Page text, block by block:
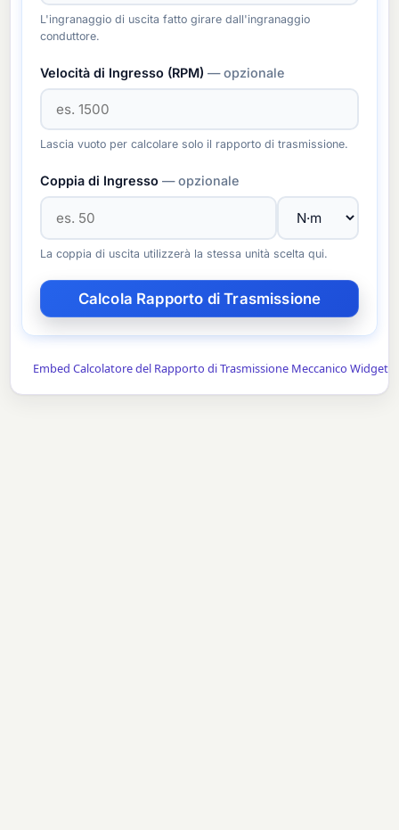
L'ingranaggio di uscita fatto girare dall'ingranaggio
conduttore.
Velocità di Ingresso (RPM)— opzionale
Lascia vuoto per calcolare solo il rapporto di trasmissione.
Coppia di Ingresso— opzionale
La coppia di uscita utilizzerà la stessa unità scelta qui.
Embed Calcolatore del Rapporto di Trasmissione Meccanico Widget